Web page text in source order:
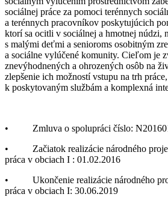
sociálnej práce za pomoci terénnych
a terénnych pracovníkov poskytujúcich
ktorí sa ocitli v sociálnej a hmotnej núdzi,
s malými deťmi a senioroms osobitným
a sociálne vylúčené komunity. Cieľom je
znevýhodnených a ohrozených osôb na
zlepšenie ich možností vstupu na trh
k poskytovaným službám a komplexná
• Zmluva o spolupráci číslo:
• Začiatok realizácie národného
práca v obciach I : 01.02.2016
• Ukončenie realizácie národného
práca v obciach I: 30.06.2019